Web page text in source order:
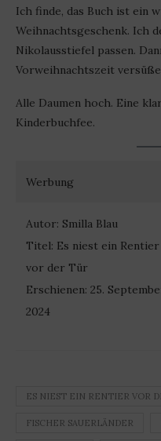
Ich finde, das Buch ist ein
Weihnachtsgeschenk. Ich
Nikolausstiefel passen.
Vorweihnachtszeit
Alle Daumen hoch. Eine
Kinderbuchfee.
Werbung
Autor: Smilla Blau
Titel: Es niest ein Rentier
vor der Tür
Erschienen: 25.
2024
ES NIEST EIN RENTIER VOR
FISCHER SAUERLÄNDER